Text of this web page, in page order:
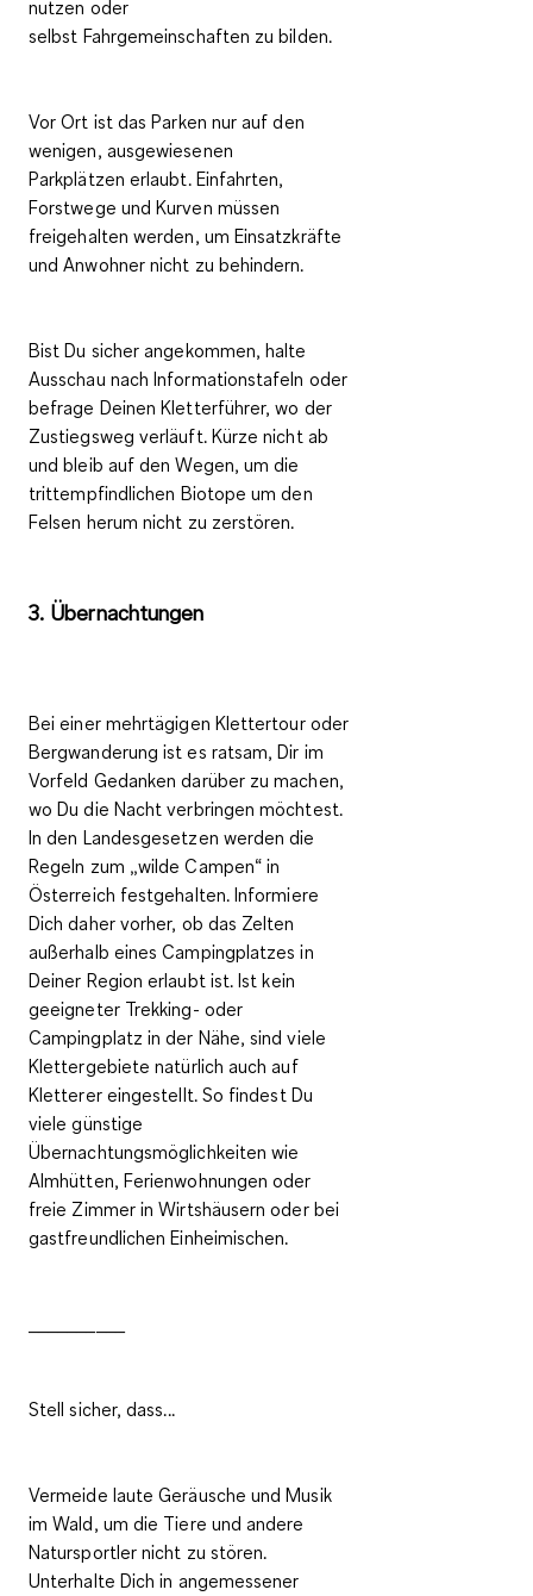
nutzen oder
selbst Fahrgemeinschaften zu bilden.
Vor Ort ist das Parken nur auf den
wenigen, ausgewiesenen
Parkplätzen erlaubt. Einfahrten,
Forstwege und Kurven müssen
freigehalten werden, um Einsatzkräfte
und Anwohner nicht zu behindern.
Bist Du sicher angekommen, halte
Ausschau nach Informationstafeln oder
befrage Deinen Kletterführer, wo der
Zustiegsweg verläuft. Kürze nicht ab
undbleib auf den Wegen, um die
trittempfindlichen Biotope um den
Felsen herum nicht zu zerstören.
3. Übernachtungen
Bei einer mehrtägigen Klettertour oder
Bergwanderung ist es ratsam, Dir im
Vorfeld Gedanken darüber zu machen,
wo Du die Nacht verbringen möchtest.
In den Landesgesetzen werden die
Regeln zum „wilde Campen“ in
Österreich festgehalten. Informiere
Dich daher vorher, ob das Zelten
außerhalb eines Campingplatzes in
Deiner Region erlaubt ist. Ist kein
geeigneter Trekking- oder
Campingplatz in der Nähe, sind viele
Klettergebiete natürlich auch auf
Kletterer eingestellt. So findest Du
vielegünstige
Übernachtungsmöglichkeiten wie
Almhütten, Ferienwohnungen oder
freie Zimmerin Wirtshäusern oder bei
gastfreundlichen Einheimischen.
Stell sicher, dass...
Vermeide laute Geräusche und Musik
im Wald, um die Tiere und andere
Natursportler nicht zu stören.
Unterhalte Dich in angemessener